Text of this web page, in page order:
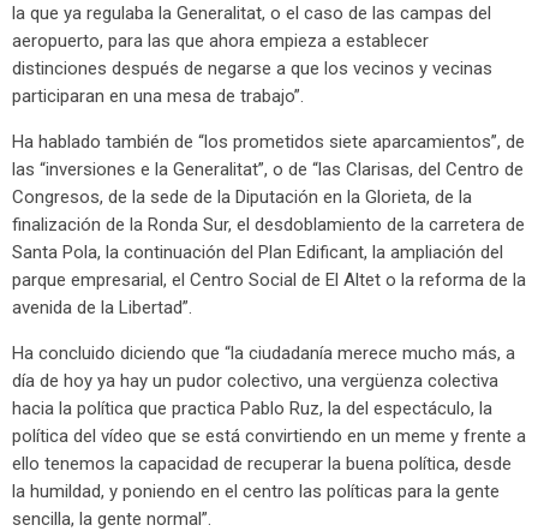
la que ya regulaba la Generalitat, o el caso de las campas del
aeropuerto, para las que ahora empieza a establecer
distinciones después de negarse a que los vecinos y vecinas
participaran en una mesa de trabajo”.
Ha hablado también de “los prometidos siete aparcamientos”, de
las “inversiones e la Generalitat”, o de “las Clarisas, del Centro de
Congresos, de la sede de la Diputación en la Glorieta, de la
finalización de la Ronda Sur, el desdoblamiento de la carretera de
Santa Pola, la continuación del Plan Edificant, la ampliación del
parque empresarial, el Centro Social de El Altet o la reforma de la
avenida de la Libertad”.
Ha concluido diciendo que “la ciudadanía merece mucho más, a
día de hoy ya hay un pudor colectivo, una vergüenza colectiva
hacia la política que practica Pablo Ruz, la del espectáculo, la
política del vídeo que se está convirtiendo en un meme y frente a
ello tenemos la capacidad de recuperar la buena política, desde
la humildad, y poniendo en el centro las políticas para la gente
sencilla, la gente normal”.